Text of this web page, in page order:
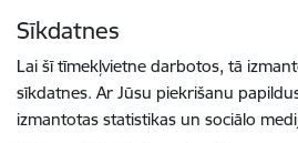
Sīkdatnes
Lai šī tīmekļvietne darbotos, tā
sīkdatnes. Ar Jūsu piekrišanu
izmantotas statistikas un sociālo